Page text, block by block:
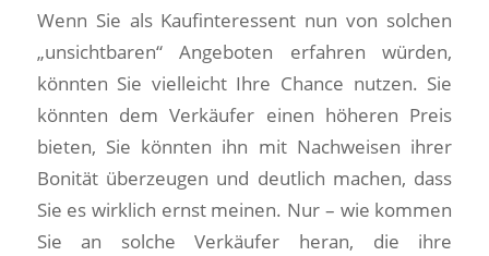
Wenn Sie als Kaufinteressent nun von solchen
„unsichtbaren“ Angeboten erfahren würden,
könnten Sie vielleicht Ihre Chance nutzen. Sie
könnten dem Verkäufer einen höheren Preis
bieten, Sie könnten ihn mit Nachweisen ihrer
Bonität überzeugen und deutlich machen, dass
Sie es wirklich ernst meinen. Nur – wie kommen
Sie an solche Verkäufer heran, die ihre